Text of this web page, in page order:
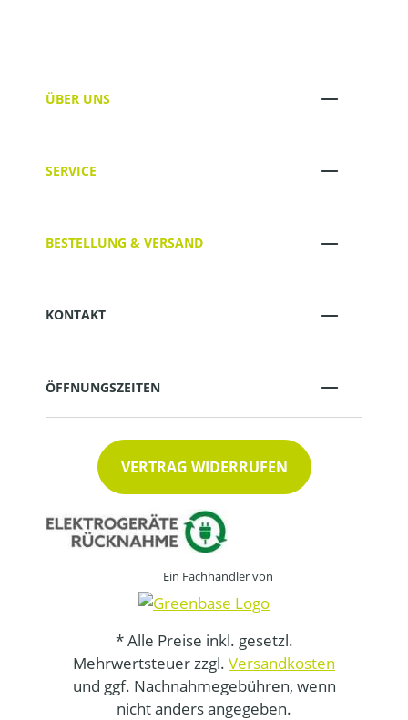
ÜBER UNS
SERVICE
BESTELLUNG & VERSAND
KONTAKT
ÖFFNUNGSZEITEN
VERTRAG WIDERRUFEN
Ein Fachhändler von
* Alle Preise inkl. gesetzl.
Mehrwertsteuer zzgl. Versandkosten
und ggf. Nachnahmegebühren, wenn
nicht anders angegeben.